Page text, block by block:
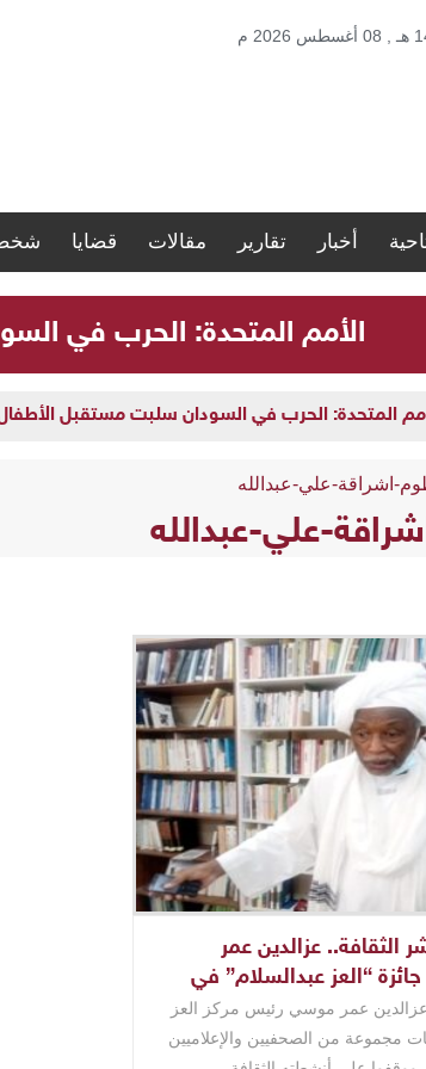
أخبار تقارير مقالات قضايا
الأمم المتحدة: الحرب في السودان سلبت
المتحدة: الحرب في السودان سلبت مستقبل الأطفال و8 ملايين منهم خارج
اشراقة-علي-عبدالله
علي-عبدالله
الثقافة.. عزالدين عمر
“العز عبدالسلام” في
عمر موسي رئيس مركز العز
مجموعة من الصحفيين والإعلاميين